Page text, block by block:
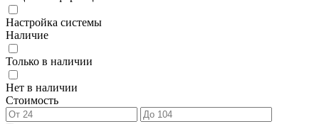
Настройка системы
Наличие
Только в наличии
Нет в наличии
Стоимость